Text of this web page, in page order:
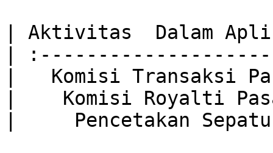
| Aktivitas  Dalam
|
|   Komisi Transaksi
|    Komisi Royalti